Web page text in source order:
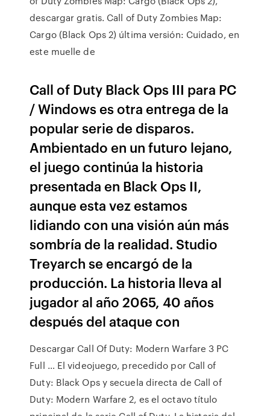
descargar gratis. Call of Duty Zombies Map:
Cargo (Black Ops 2) última versión: Cuidado, en
este muelle de
Call of Duty Black Ops III para PC
/ Windows es otra entrega de la
popular serie de disparos.
Ambientado en un futuro lejano,
el juego continúa la historia
presentada en Black Ops II,
aunque esta vez estamos
lidiando con una visión aún más
sombría de la realidad. Studio
Treyarch se encargó de la
producción. La historia lleva al
jugador al año 2065, 40 años
después del ataque con
Descargar Call Of Duty: Modern Warfare 3 PC
Full … El videojuego, precedido por Call of
Duty: Black Ops y secuela directa de Call of
Duty: Modern Warfare 2, es el octavo título